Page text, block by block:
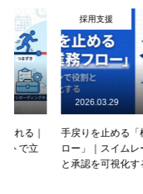
採用支援
手戻りを止める「標準業務フ
ロー」｜スイムレーンで役割
と承認を可視化する
2026.03.29